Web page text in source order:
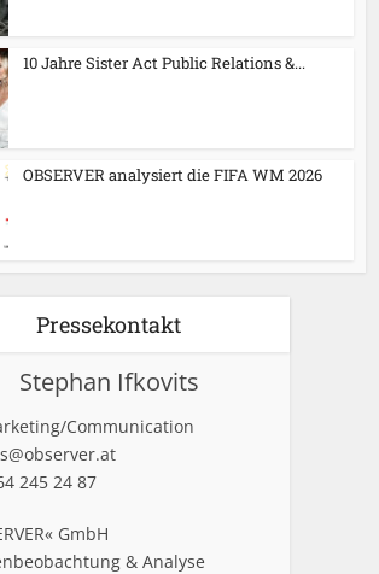
10 Jahre Sister Act Public Relations &...
OBSERVER analysiert die FIFA WM 2026
Pressekontakt
Stephan Ifkovits
Communication
245 24 87
GmbH
& Analyse